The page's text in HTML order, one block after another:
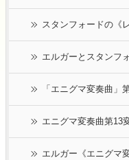
スタンフォードの《
エルガーとスタンフ
「エニグマ変奏曲」
エニグマ変奏曲第13
エルガー《エニグマ